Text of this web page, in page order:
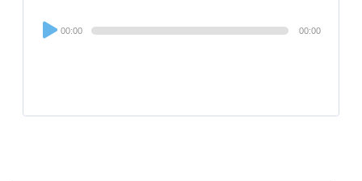
Audio
Player
00:00 00:00